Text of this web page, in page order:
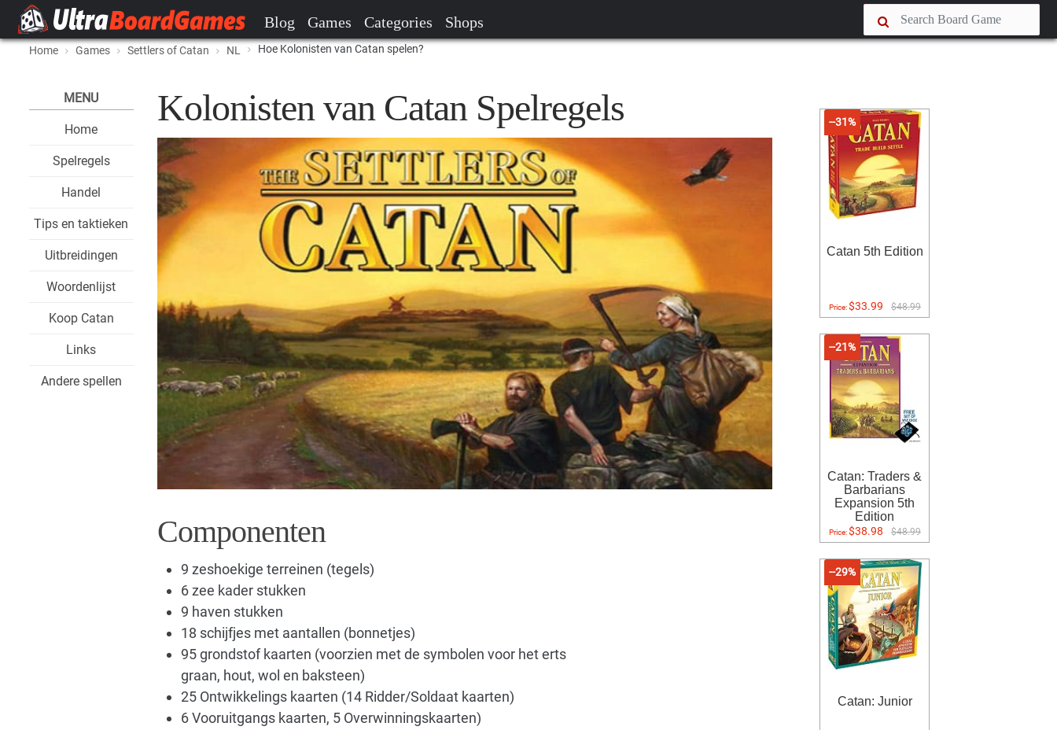
Blog Games Categories Shops
Home Games Settlers of Catan NL Hoe Kolonisten van Catan spelen?
MENU
Home
Spelregels
Handel
Tips en taktieken
Uitbreidingen
Woordenlijst
Koop Catan
Links
Andere spellen
Kolonisten van Catan Spelregels
Componenten
9 zeshoekige terreinen (tegels)
6 zee kader stukken
9 haven stukken
18 schijfjes met aantallen (bonnetjes)
95 grondstof kaarten (voorzien met de symbolen voor het erts
graan, hout, wol en baksteen)
25 Ontwikkelings kaarten (14 Ridder/Soldaat kaarten)
6 Vooruitgangs kaarten, 5 Overwinningskaarten)
--31%
Catan 5th Edition
Price:$33.99 $48.99
--21%
Catan: Traders &
Barbarians
Expansion 5th
Edition
Price:$38.98 $48.99
--29%
Catan: Junior